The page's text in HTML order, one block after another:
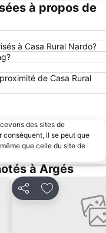
à propos de
à Casa Rural Nardo?
de Casa Rural
des sites de
conséquent, il se peut que
que celle du site de
à Argés
PartagerAjouter à